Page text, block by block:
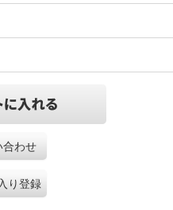
合わせ
り登録